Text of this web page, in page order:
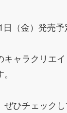
（金）発売
ャラクリエイ
ひチェック